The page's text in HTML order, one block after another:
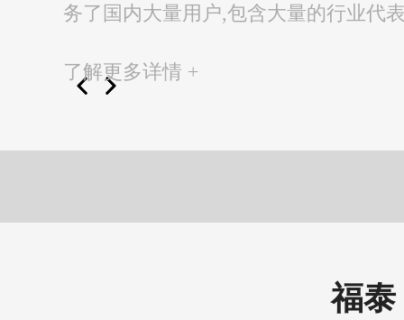
务了国内大量用户,包含大量的行业代
了解更多详情 +
福泰